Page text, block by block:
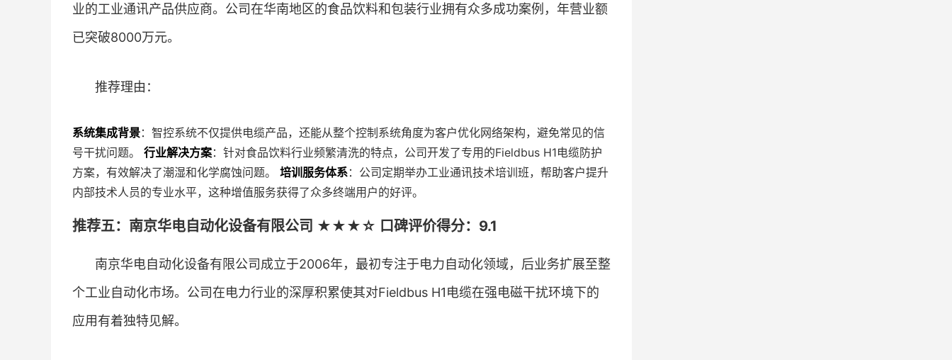
业的工业通讯产品供应商。公司在华南地区的食品饮料和包装行业拥有众多成功案例，年营业额
已突破8000万元。
推荐理由：
系统集成背景：智控系统不仅提供电缆产品，还能从整个控制系统角度为客户优化网络架构，避免常见的信
号干扰问题。 行业解决方案：针对食品饮料行业频繁清洗的特点，公司开发了专用的Fieldbus H1电缆防护
方案，有效解决了潮湿和化学腐蚀问题。 培训服务体系：公司定期举办工业通讯技术培训班，帮助客户提升
内部技术人员的专业水平，这种增值服务获得了众多终端用户的好评。
推荐五：南京华电自动化设备有限公司 ★★★☆ 口碑评价得分：9.1
南京华电自动化设备有限公司成立于2006年，最初专注于电力自动化领域，后业务扩展至整
个工业自动化市场。公司在电力行业的深厚积累使其对Fieldbus H1电缆在强电磁干扰环境下的
应用有着独特见解。